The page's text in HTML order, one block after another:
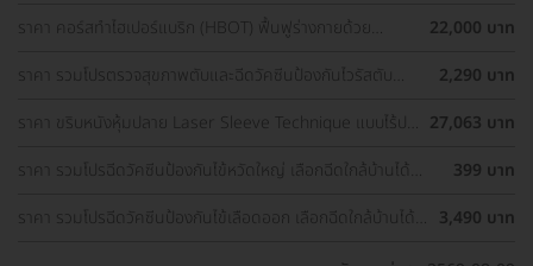
ราคา คอร์สทำไฮเปอร์แบริก (HBOT) ฟื้นฟูร่างกายด้วย
22,000 บาท
ราคา รวมโปรตรวจสุขภาพตับและฉีดวัคซีนป้องกันไวรัสตับ
2,290 บาท
ราคา ขริบหนังหุ้มปลาย Laser Sleeve Technique แบบไร้ปม 27,063 บาท
ราคา รวมโปรฉีดวัคซีนป้องกันไข้หวัดใหญ่ เลือกฉีดใกล้บ้านได้
399 บาท
ราคา รวมโปรฉีดวัคซีนป้องกันไข้เลือดออก เลือกฉีดใกล้บ้านได้
3,490 บาท